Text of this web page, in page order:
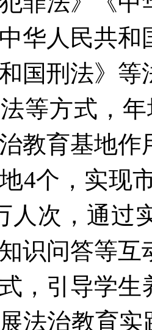
华人民共和
国刑法》
等方式，
教育基地作
4个，实现
人次，通过
识问答等互
， 引导学生
法治教育实